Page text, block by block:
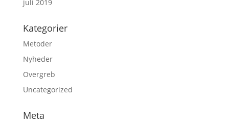
juli 2019
Kategorier
Metoder
Nyheder
Overgreb
Uncategorized
Meta